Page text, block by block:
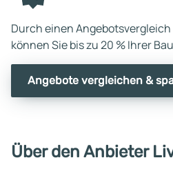
Durch einen
können Sie bis zu 20 % Ihrer
Angebote vergleichen &
Über den Anbieter